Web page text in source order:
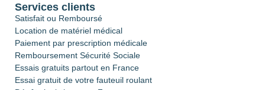
Services clients
Satisfait ou Remboursé
Location de matériel médical
Paiement par prescription médicale
Remboursement Sécurité Sociale
Essais gratuits partout en France
Essai gratuit de votre fauteuil roulant